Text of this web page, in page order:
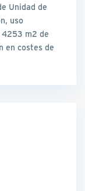
Unidad de
uso
m2 de
en costes de